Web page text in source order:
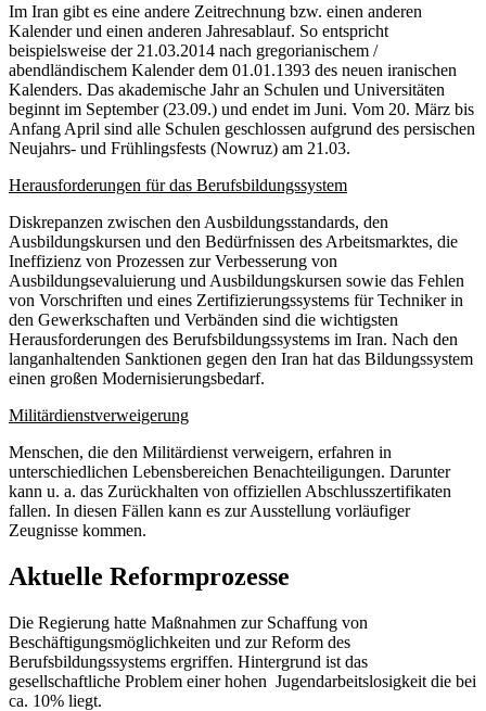
Im Iran gibt es eine andere Zeitrechnung bzw. einen anderen
Kalender und einen anderen Jahresablauf. So entspricht
beispielsweise der 21.03.2014 nach gregorianischem /
abendländischem Kalender dem 01.01.1393 des neuen iranischen
Kalenders. Das akademische Jahr an Schulen und Universitäten
beginnt im September (23.09.) und endet im Juni. Vom 20. März bis
Anfang April sind alle Schulen geschlossen aufgrund des persischen
Neujahrs- und Frühlingsfests (Nowruz) am 21.03.
Herausforderungen für das Berufsbildungssystem
Diskrepanzen zwischen den Ausbildungsstandards, den
Ausbildungskursen und den Bedürfnissen des Arbeitsmarktes, die
Ineffizienz von Prozessen zur Verbesserung von
Ausbildungsevaluierung und Ausbildungskursen sowie das Fehlen
von Vorschriften und eines Zertifizierungssystems für Techniker in
den Gewerkschaften und Verbänden sind die wichtigsten
Herausforderungen des Berufsbildungssystems im Iran. Nach den
langanhaltenden Sanktionen gegen den Iran hat das Bildungssystem
einen großen Modernisierungsbedarf.
Militärdienstverweigerung
Menschen, die den Militärdienst verweigern, erfahren in
unterschiedlichen Lebensbereichen Benachteiligungen. Darunter
kann u. a. das Zurückhalten von offiziellen Abschlusszertifikaten
fallen. In diesen Fällen kann es zur Ausstellung vorläufiger
Zeugnisse kommen.
Aktuelle Reformprozesse
Die Regierung hatte Maßnahmen zur Schaffung von
Beschäftigungsmöglichkeiten und zur Reform des
Berufsbildungssystems ergriffen. Hintergrund ist das
gesellschaftliche Problem einer hohen Jugendarbeitslosigkeit die bei
ca. 10% liegt.